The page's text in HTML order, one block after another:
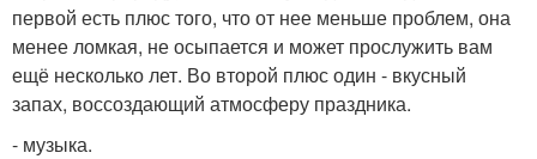
первой есть плюс того, что от нее меньше проблем, она
менее ломкая, не осыпается и может прослужить вам
ещё несколько лет. Во второй плюс один - вкусный
запах, воссоздающий атмосферу праздника.
- музыка.